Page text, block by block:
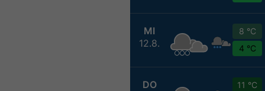
MI
12.8.
8 °C
4 °C
DO
11 °C